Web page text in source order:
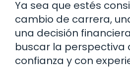
Ya sea que estés
cambio de carrera,
una decisión
buscar la perspectiva
confianza y con